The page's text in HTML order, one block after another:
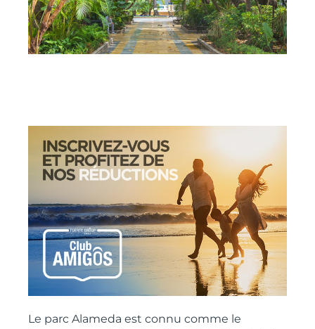
Le parc Alameda est connu comme le